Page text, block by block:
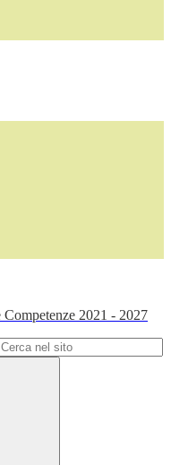
2021 - 2027